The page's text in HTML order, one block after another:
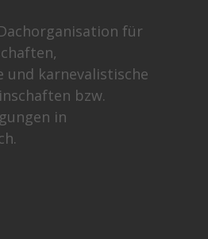
für
und karnevalistische
bzw.
in